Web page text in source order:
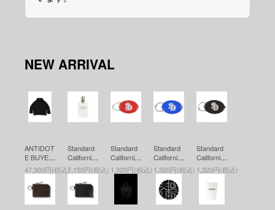
NEW ARRIVAL
ANTIDOT
E BUYER
S CLUB
(アンチド
ートバイ
ヤーズク
ラブ) ASI
47,300円(税込)
Standard
California
(スタンダ
ードカリ
フォルニ
ア) SD Fr
agrance
7,150円(税込)
Standard
California
(スタンダ
ードカリ
フォルニ
ア) SD Co
in Case
1,320円(税込)
Standard
California
(スタンダ
ードカリ
フォルニ
ア) SD Co
in Case
1,320円(税込)
Standard
California
(スタンダ
ードカリ
フォルニ
in Case
1,320円(税込)